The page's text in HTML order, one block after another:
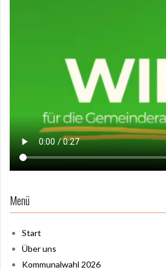
Menü
Start
Über uns
Kommunalwahl 2026